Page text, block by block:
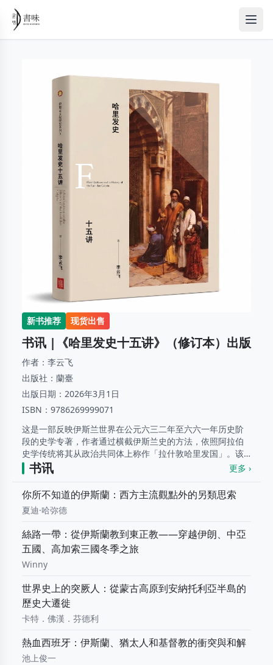
新书推荐 现货出售
书讯 |《哈里发史十五讲》（修订本）出版
作者： 李云飞
出版社： 蘭臺
出版日期： 2026年3月1日
ISBN： 9786269999071
这是一部反映伊斯兰世界在公元六三二年至六六一年历史阶
段的史学专著，作者通过横截伊斯兰史的方法，依照阿拉伯
史学传统将其从政治共同体上称作「拉什敦哈里发国」。该
政治共同体有着一种有序权力，它以维护先知的麦地那城邦
的社会秩序为自身存在的目的，阿拉伯社会在这个政治过...
书讯 更多 ›
你所不知道的伊斯蘭：西方主流觀點外的另類思索
夏迪·哈弥德
絲路一帶：從伊斯蘭教到東正教——穿越伊朗、中亞
五國、高加索三國冬季之旅
Winny
世界史上的突厥人：從蒙古高原到安納托利亞半島的
歷史大遷徙
卡特．佛漢．芬德利
熱血西班牙：伊斯蘭、猶太人和基督教的衝突與和解
池上俊一